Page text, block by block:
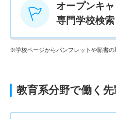
オープンキ
専門学校検索
※学校ページからパンフレットや願書の
教育系分野で働く先